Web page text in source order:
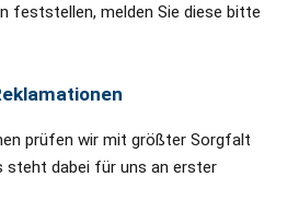
feststellen, melden Sie diese bitte
prüfen wir mit größter Sorgfalt
steht dabei für uns an erster